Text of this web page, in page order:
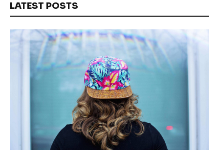
LATEST POSTS